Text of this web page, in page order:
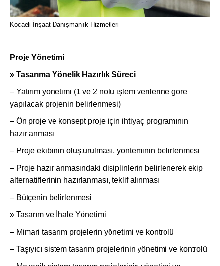
Kocaeli İnşaat Danışmanlık Hizmetleri
Proje Yönetimi
» Tasarıma Yönelik Hazırlık Süreci
– Yatırım yönetimi (1 ve 2 nolu işlem verilerine göre
yapılacak projenin belirlenmesi)
– Ön proje ve konsept proje için ihtiyaç programının
hazırlanması
– Proje ekibinin oluşturulması, yönteminin belirlenmesi
– Proje hazırlanmasındaki disiplinlerin belirlenerek ekip
alternatiflerinin hazırlanması, teklif alınması
– Bütçenin belirlenmesi
» Tasarım ve İhale Yönetimi
– Mimari tasarım projelerin yönetimi ve kontrolü
– Taşıyıcı sistem tasarım projelerinin yönetimi ve kontrolü